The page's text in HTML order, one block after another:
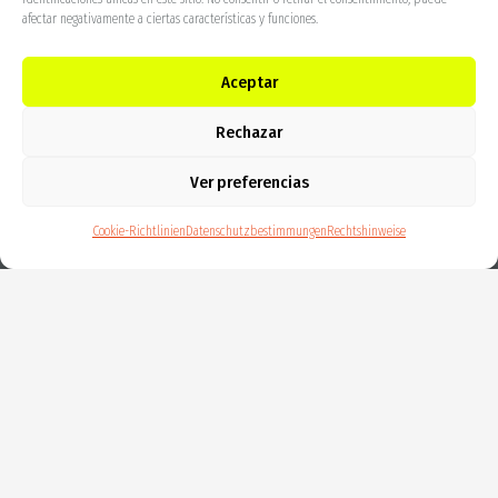
afectar negativamente a ciertas características y funciones.
Aceptar
Rechazar
Ver preferencias
Cookie-RichtlinienDatenschutzbestimmungenRechtshinweise